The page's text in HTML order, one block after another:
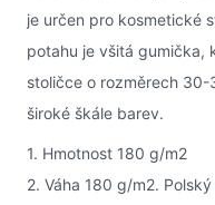
je určen pro kosmetické
potahu je všitá gumička,
stoličce o rozměrech
široké škále barev.
1. Hmotnost 180 g/m2
2. Váha 180 g/m2.